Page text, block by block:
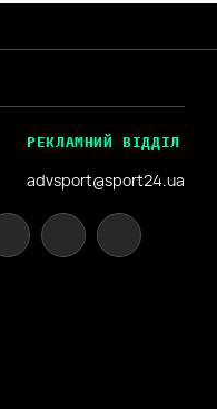
РЕКЛАМНИЙ ВІДДІЛ
advsport@sport24.ua